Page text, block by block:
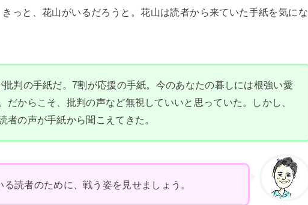
っと、花山がいるだろうと。花山は読者から来ていた手紙を気にな
批判の手紙だ。7割が応援の手紙。今のあなたの暮しには根強い愛
だからこそ、批判の声など無視していいと思っていた。しかし、
者の声が手紙から聞こえてきた。
読者のために、戦う姿を見せましょう。